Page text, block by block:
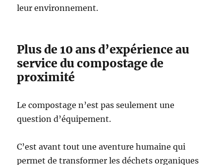
leur environnement.
Plus de 10 ans d’expérience au
service du compostage de
proximité
Le compostage n’est pas seulement une
question d’équipement.
C’est avant tout une aventure humaine qui
permet de transformer les déchets organiques